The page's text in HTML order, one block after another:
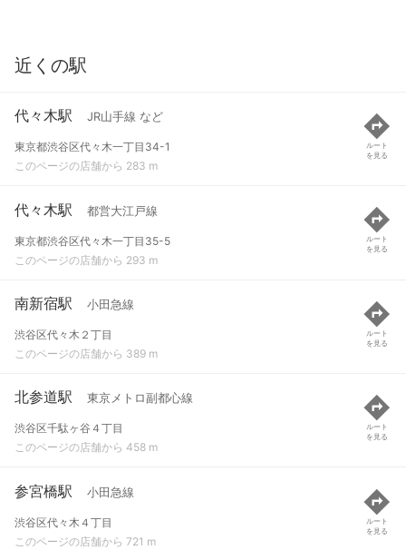
近くの駅
代々木駅 JR山手線 など
東京都渋谷区代々木一丁目34-1
このページの店舗から 283 m
ルート
を見る
代々木駅 都営大江戸線
東京都渋谷区代々木一丁目35-5
このページの店舗から 293 m
ルート
を見る
南新宿駅 小田急線
渋谷区代々木２丁目
このページの店舗から 389 m
ルート
を見る
北参道駅 東京メトロ副都心線
渋谷区千駄ヶ谷４丁目
このページの店舗から 458 m
ルート
を見る
参宮橋駅 小田急線
渋谷区代々木４丁目
このページの店舗から 721 m
ルート
を見る